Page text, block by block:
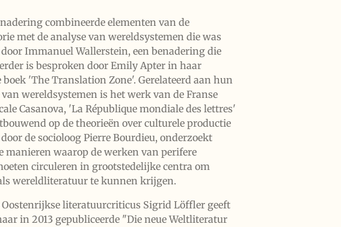
combineerde elementen van de
met de analyse van wereldsystemen die was
Immanuel Wallerstein, een benadering die
is besproken door Emily Apter in haar
'The Translation Zone'. Gerelateerd aan hun
wereldsystemen is het werk van de Franse
Casanova, 'La République mondiale des lettres'
op de theorieën over culturele productie
de socioloog Pierre Bourdieu, onderzoekt
manieren waarop de werken van perifere
circuleren in grootstedelijke centra om
wereldliteratuur te kunnen krijgen.
Oostenrijkse literatuurcriticus Sigrid Löffler geeft
in 2013 gepubliceerde "Die neue Weltliteratur